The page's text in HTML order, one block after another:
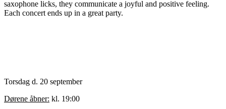
saxophone licks, they communicate a joyful and positive feeling.
Each concert ends up in a great party.
Torsdag d. 20 september
Dørene åbner: kl. 19:00